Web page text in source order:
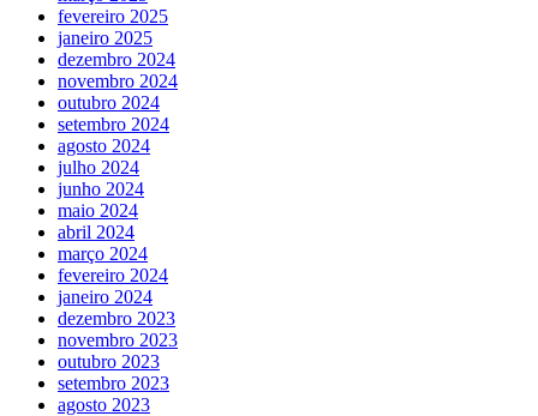
fevereiro 2025
janeiro 2025
dezembro 2024
novembro 2024
outubro 2024
setembro 2024
agosto 2024
julho 2024
junho 2024
maio 2024
abril 2024
março 2024
fevereiro 2024
janeiro 2024
dezembro 2023
novembro 2023
outubro 2023
setembro 2023
agosto 2023